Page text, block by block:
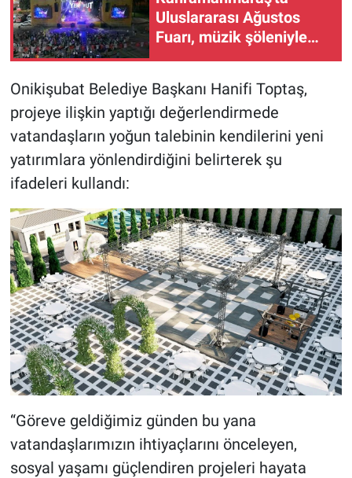
Uluslararası Ağustos
Fuarı, müzik şöleniyle
Onikişubat Belediye Başkanı Hanifi Toptaş,
projeye ilişkin yaptığı değerlendirmede
vatandaşların yoğun talebinin kendilerini yeni
yatırımlara yönlendirdiğini belirterek şu
ifadeleri kullandı:
“Göreve geldiğimiz günden bu yana
vatandaşlarımızın ihtiyaçlarını önceleyen,
sosyal yaşamı güçlendiren projeleri hayata